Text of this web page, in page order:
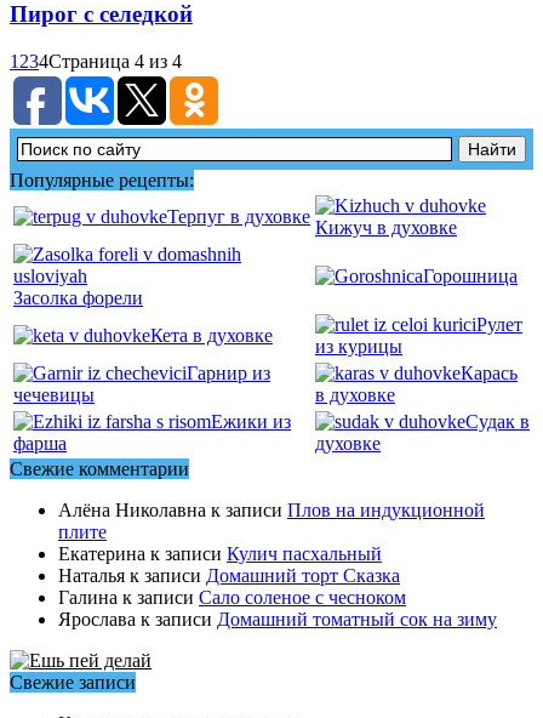
Пирог с селедкой
1 234Страница 4 из 4
Популярные рецепты:
Терпуг в духовке
Кижуч в духовке
Засолка форели
Горошница
Кета в духовке
Рулет
из курицы
Гарнир из
чечевицы
Карась
в духовке
Ежики из
фарша
Судак в
духовке
Свежие комментарии
Алёна Николавна к записи Плов на индукционной
плите
Екатерина к записи Кулич пасхальный
Наталья к записи Домашний торт Сказка
Галина к записи Сало соленое с чесноком
Ярослава к записи Домашний томатный сок на зиму
Свежие записи